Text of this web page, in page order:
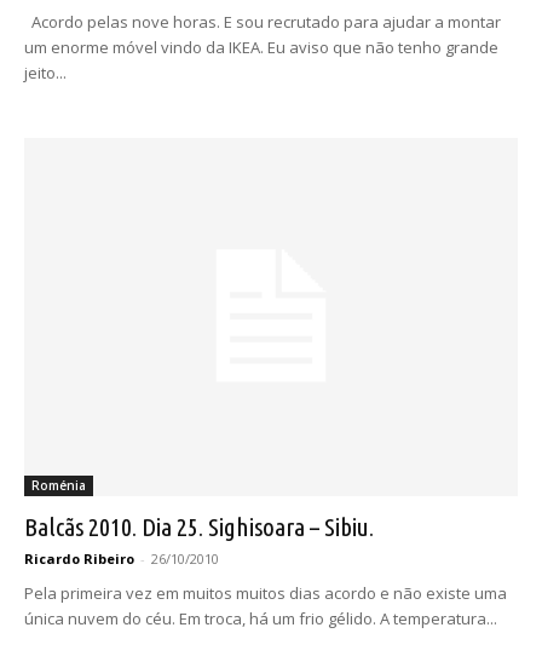
Acordo pelas nove horas. E sou recrutado para ajudar a montar
um enorme móvel vindo da IKEA. Eu aviso que não tenho grande
jeito...
Roménia
Balcãs 2010. Dia 25. Sighisoara – Sibiu.
Ricardo Ribeiro - 26/10/2010
Pela primeira vez em muitos muitos dias acordo e não existe uma
única nuvem do céu. Em troca, há um frio gélido. A temperatura...